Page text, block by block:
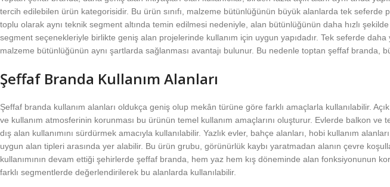
tercih edilebilen ürün kategorisidir. Bu ürün sınıfı, malzeme bütünlüğünün büyük alanlarda tek
toplu olarak aynı teknik segment altında temin edilmesi nedeniyle, alan bütünlüğünün daha hızlı şekilde
segment seçenekleriyle birlikte geniş alan projelerinde kullanım için uygun yapıdadır. Tek seferde
malzeme bütünlüğünün aynı şartlarda sağlanması avantajı bulunur. Bu nedenle toptan şeffaf branda,
Şeffaf Branda Kullanım Alanları
Şeffaf branda kullanım alanları oldukça geniş olup mekân türüne göre farklı amaçlarla kullanılabilir.
ve kullanım atmosferinin korunması bu ürünün temel kullanım amaçlarını oluşturur. Evlerde balkon
dış alan kullanımını sürdürmek amacıyla kullanılabilir. Yazlık evler, bahçe alanları, hobi kullanım
uygun alan tipleri arasında yer alabilir. Bu ürün grubu, görünürlük kaybı yaratmadan alanın çevre
kullanımının devam ettiği şehirlerde şeffaf branda, hem yaz hem kış döneminde alan fonksiyonunun
farklı segmentlerde değerlendirilerek bu alanlarda kullanılabilir.